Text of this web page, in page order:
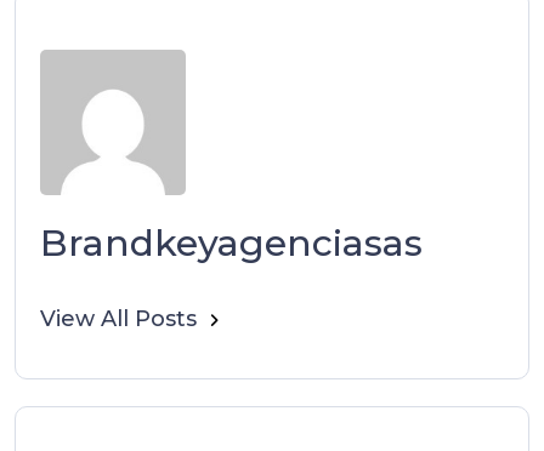
Brandkeyagenciasas
View All Posts